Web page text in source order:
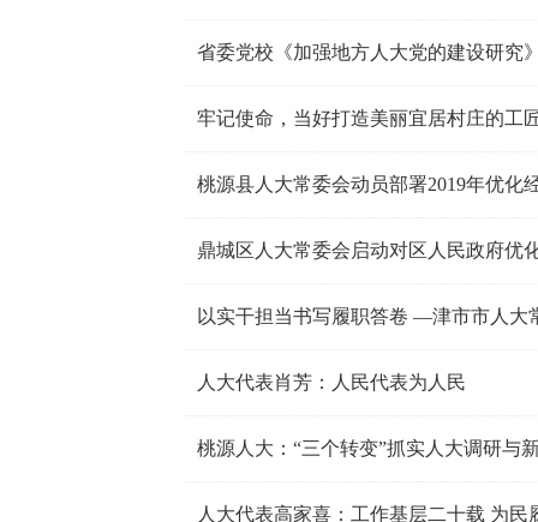
省委党校《加强地方人大党的建设研究
牢记使命，当好打造美丽宜居村庄的工
桃源县人大常委会动员部署2019年优化
鼎城区人大常委会启动对区人民政府优
以实干担当书写履职答卷 —津市市人大
人大代表肖芳：人民代表为人民
桃源人大：“三个转变”抓实人大调研与
人大代表高家喜：工作基层二十载 为民